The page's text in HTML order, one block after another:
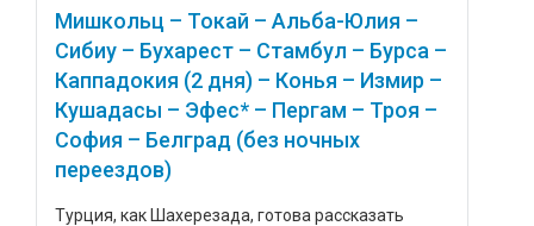
Мишкольц – Токай – Альба-Юлия –
Сибиу – Бухарест – Стамбул – Бурса –
Каппадокия (2 дня) – Конья – Измир –
Кушадасы – Эфес* – Пергам – Троя –
София – Белград (без ночных
переездов)
Турция, как Шахерезада, готова рассказать